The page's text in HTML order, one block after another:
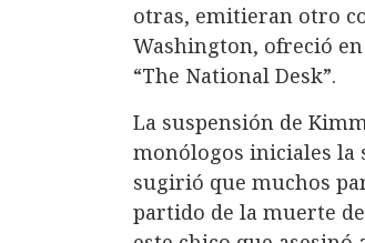
otras, emitieran otro
Washington, ofreció
“The National Desk”.
La suspensión de
monólogos iniciales la
sugirió que muchos
partido de la muerte